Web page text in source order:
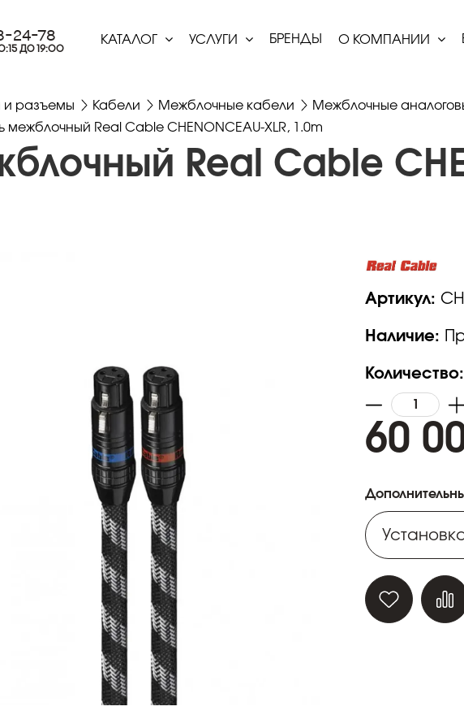
24-78
ДО 19:00
КАТАЛОГ УСЛУГИ БРЕНДЫ О КОМПАНИИ
и разъемы Кабели Межблочные кабели Межблочные
межблочный Real Cable CHENONCEAU-XLR, 1.0m
Real Cable
Артикул:
Наличие:
Количество:
60